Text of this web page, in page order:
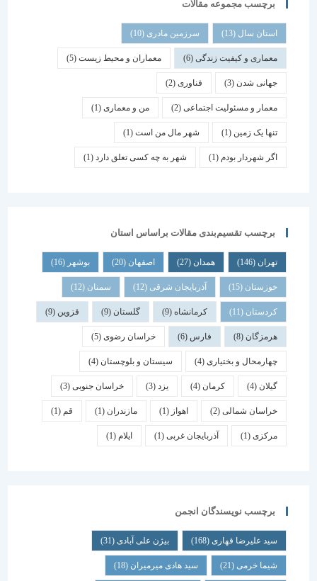
برچسب مجموعه مقالات
استان سال(13) سرزمین مادری(10)
معماری و کیفیت زندگی(6) معماران و محیط زیست(5)
جهانی شدن(3) فناوری (2)
معمار و مسئولیت اجتماعی (2) من و معماری (1)
تنها یک زمین(1) شهر مال من است(1)
اگر شهردار بودم (1) شهر به چه کسی تعلق دارد(1)
برچسب تقسیم‌بندی مقالات براساس استان
همدان اصفهان (20) بوشهر
خوزستان(15) آذربایجان شرقی(12) سمنان (12)
کردستان(11) کرمانشاه(9) گلستان (9) قزوین
هرمزگان(8) فارس خراسان رضوی(5)
چهارمحال و بختیاری (4) سیستان و بلوچستان(4)
کرمان یزد خراسان جنوبی(3)
خراسان شمالی(2) اهواز مازندران(1) قم
(1) آذربایجان غربی(1) ایلام
برچسب نویسندگان انجمن
سید علیرضا قهاری(168) بیژن علی آبادی(31)
شیما خرمی(21) سید هادی میرمیران(18)